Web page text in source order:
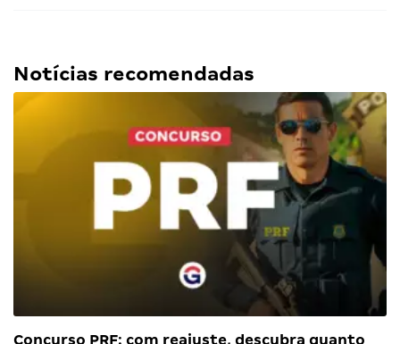
Notícias recomendadas
Concurso PRF: com reajuste, descubra quanto